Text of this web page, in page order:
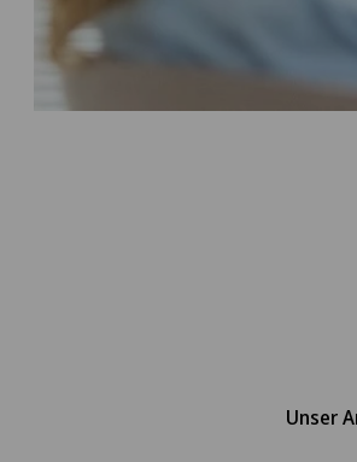
Unser